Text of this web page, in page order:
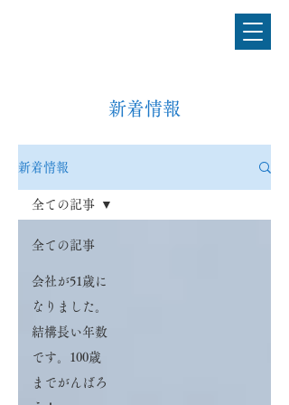
新着情報
新着情報
全ての記事
会社が51歳に
なりました。
結構長い年数
です。100歳
までがんばろ
全ての記事